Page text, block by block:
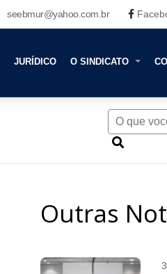
seebmur@yahoo.com.br
JURÍDICO O SINDICATO
Outras